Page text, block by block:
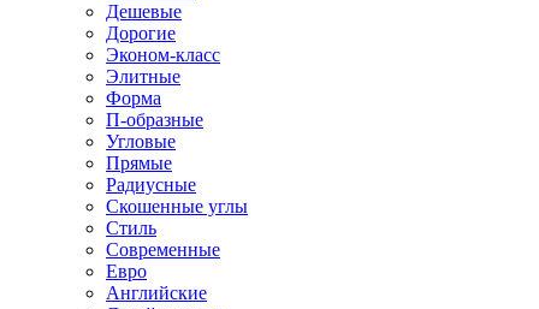
Дешевые
Дорогие
Эконом-класс
Элитные
Форма
П-образные
Угловые
Прямые
Радиусные
Скошенные углы
Стиль
Современные
Евро
Английские